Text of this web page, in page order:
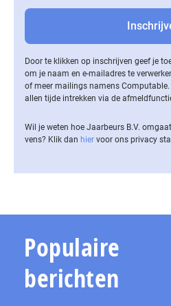
Door te klikken op inschrijven geef je
om je naam en e-mailadres te
of meer mailings namens
allen tijde intrekken via de
Wil je weten hoe Jaarbeurs B.V.
vens? Klik dan hier voor ons privacy
Populaire
berichten